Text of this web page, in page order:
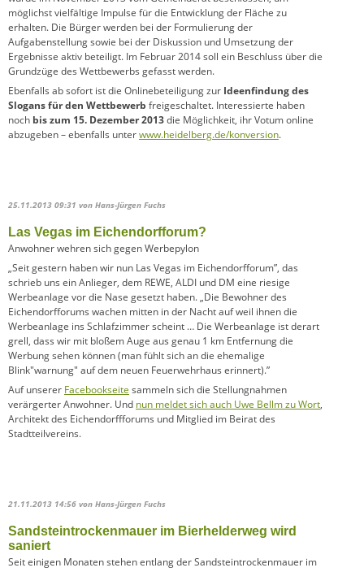
möglichst vielfältige Impulse für die Entwicklung der Fläche zu
erhalten. Die Bürger werden bei der Formulierung der
Aufgabenstellung sowie bei der Diskussion und Umsetzung der
Ergebnisse aktiv beteiligt. Im Februar 2014 soll ein Beschluss über die
Grundzüge des Wettbewerbs gefasst werden.
Ebenfalls ab sofort ist die Onlinebeteiligung zur Ideenfindung des
Slogans für den Wettbewerb freigeschaltet. Interessierte haben
noch bis zum 15. Dezember 2013die Möglichkeit, ihr Votum online
abzugeben – ebenfalls unterwww.heidelberg.de/konversion.
25.11.2013 09:31 von Hans-Jürgen Fuchs
Las Vegas im Eichendorfforum?
Anwohner wehren sich gegen Werbepylon
„Seit gestern haben wir nun Las Vegas im Eichendorfforum”, das
schrieb uns ein Anlieger, dem REWE, ALDI und DM eine riesige
Werbeanlage vor die Nase gesetzt haben. „Die Bewohner des
Eichendorfforums wachen mitten in der Nacht auf weil ihnen die
Werbeanlage ins Schlafzimmer scheint … Die Werbeanlage ist derart
grell, dass wir mit bloßem Auge aus genau 1 km Entfernung die
Werbung sehen können (man fühlt sich an die ehemalige
Blink"warnung" auf dem neuen Feuerwehrhaus erinnert).”
Auf unserer Facebookseite sammeln sich die Stellungnahmen
verärgerter Anwohner. Und nun meldet sich auch Uwe Bellm zu Wort,
Architekt des Eichendorffforums und Mitglied im Beirat des
Stadtteilvereins.
21.11.2013 14:56 von Hans-Jürgen Fuchs
Sandsteintrockenmauer im Bierhelderweg wird
saniert
Seit einigen Monaten stehen entlang der Sandsteintrockenmauer im